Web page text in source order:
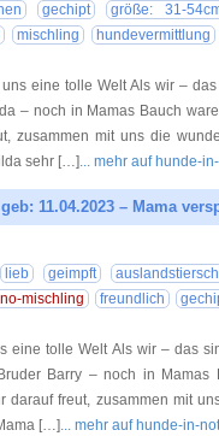
gechipt
größe: 31-
mischling
hundevermittlung
eine tolle Welt Als wir –
– noch in Mamas Bauch
zusammen mit uns die
sehr […]... mehr auf hunde-
11.04.2023 – Mama
lieb geimpft
mischling freundlich
eine tolle Welt Als wir – das
Barry – noch in Mamas
darauf freut, zusammen mit
[…]... mehr auf hunde-in-